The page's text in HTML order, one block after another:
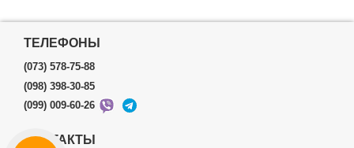
ТЕЛЕФОНЫ
(073) 578-75-88
(098) 398-30-85
(099) 009-60-26
КОНТАКТЫ